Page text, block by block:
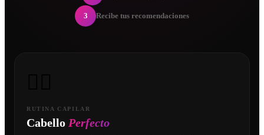
3 Recibe tus recomendaciones
RUTINA CAPILAR
Cabello Perfecto